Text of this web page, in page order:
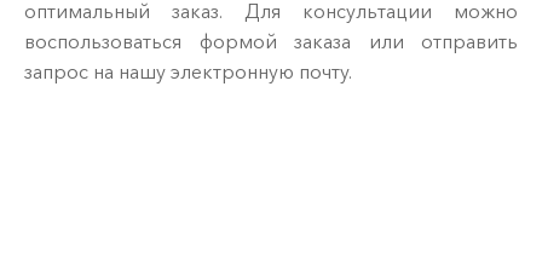
оптимальный заказ. Для консультации можно
воспользоваться формой заказа или отправить
запрос на нашу электронную почту.